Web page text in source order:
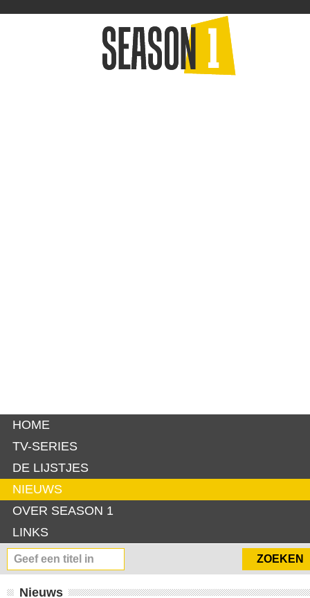
HOME
TV-SERIES
DE LIJSTJES
NIEUWS
OVER SEASON 1
LINKS
Nieuws